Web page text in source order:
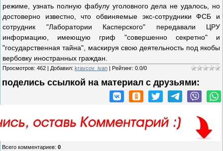
режиме, узнать полную фабулу уголовного дела не удалось, но
достоверно известно, что обвиняемые экс-сотрудники ФСБ и
сотрудник "Лаборатории Касперского" передавали ЦРУ
информацию, имеющую гриф "совершенно секретно" и
"государственная тайна", маскируя свою деятельность под якобы
вербовку иностранных граждан.
Просмотров: 462 | Добавил: kravcov_ivan | Рейтинг: 0.0/0
поделись ссылкой на материал c друзьями:
Всего комментариев: 0